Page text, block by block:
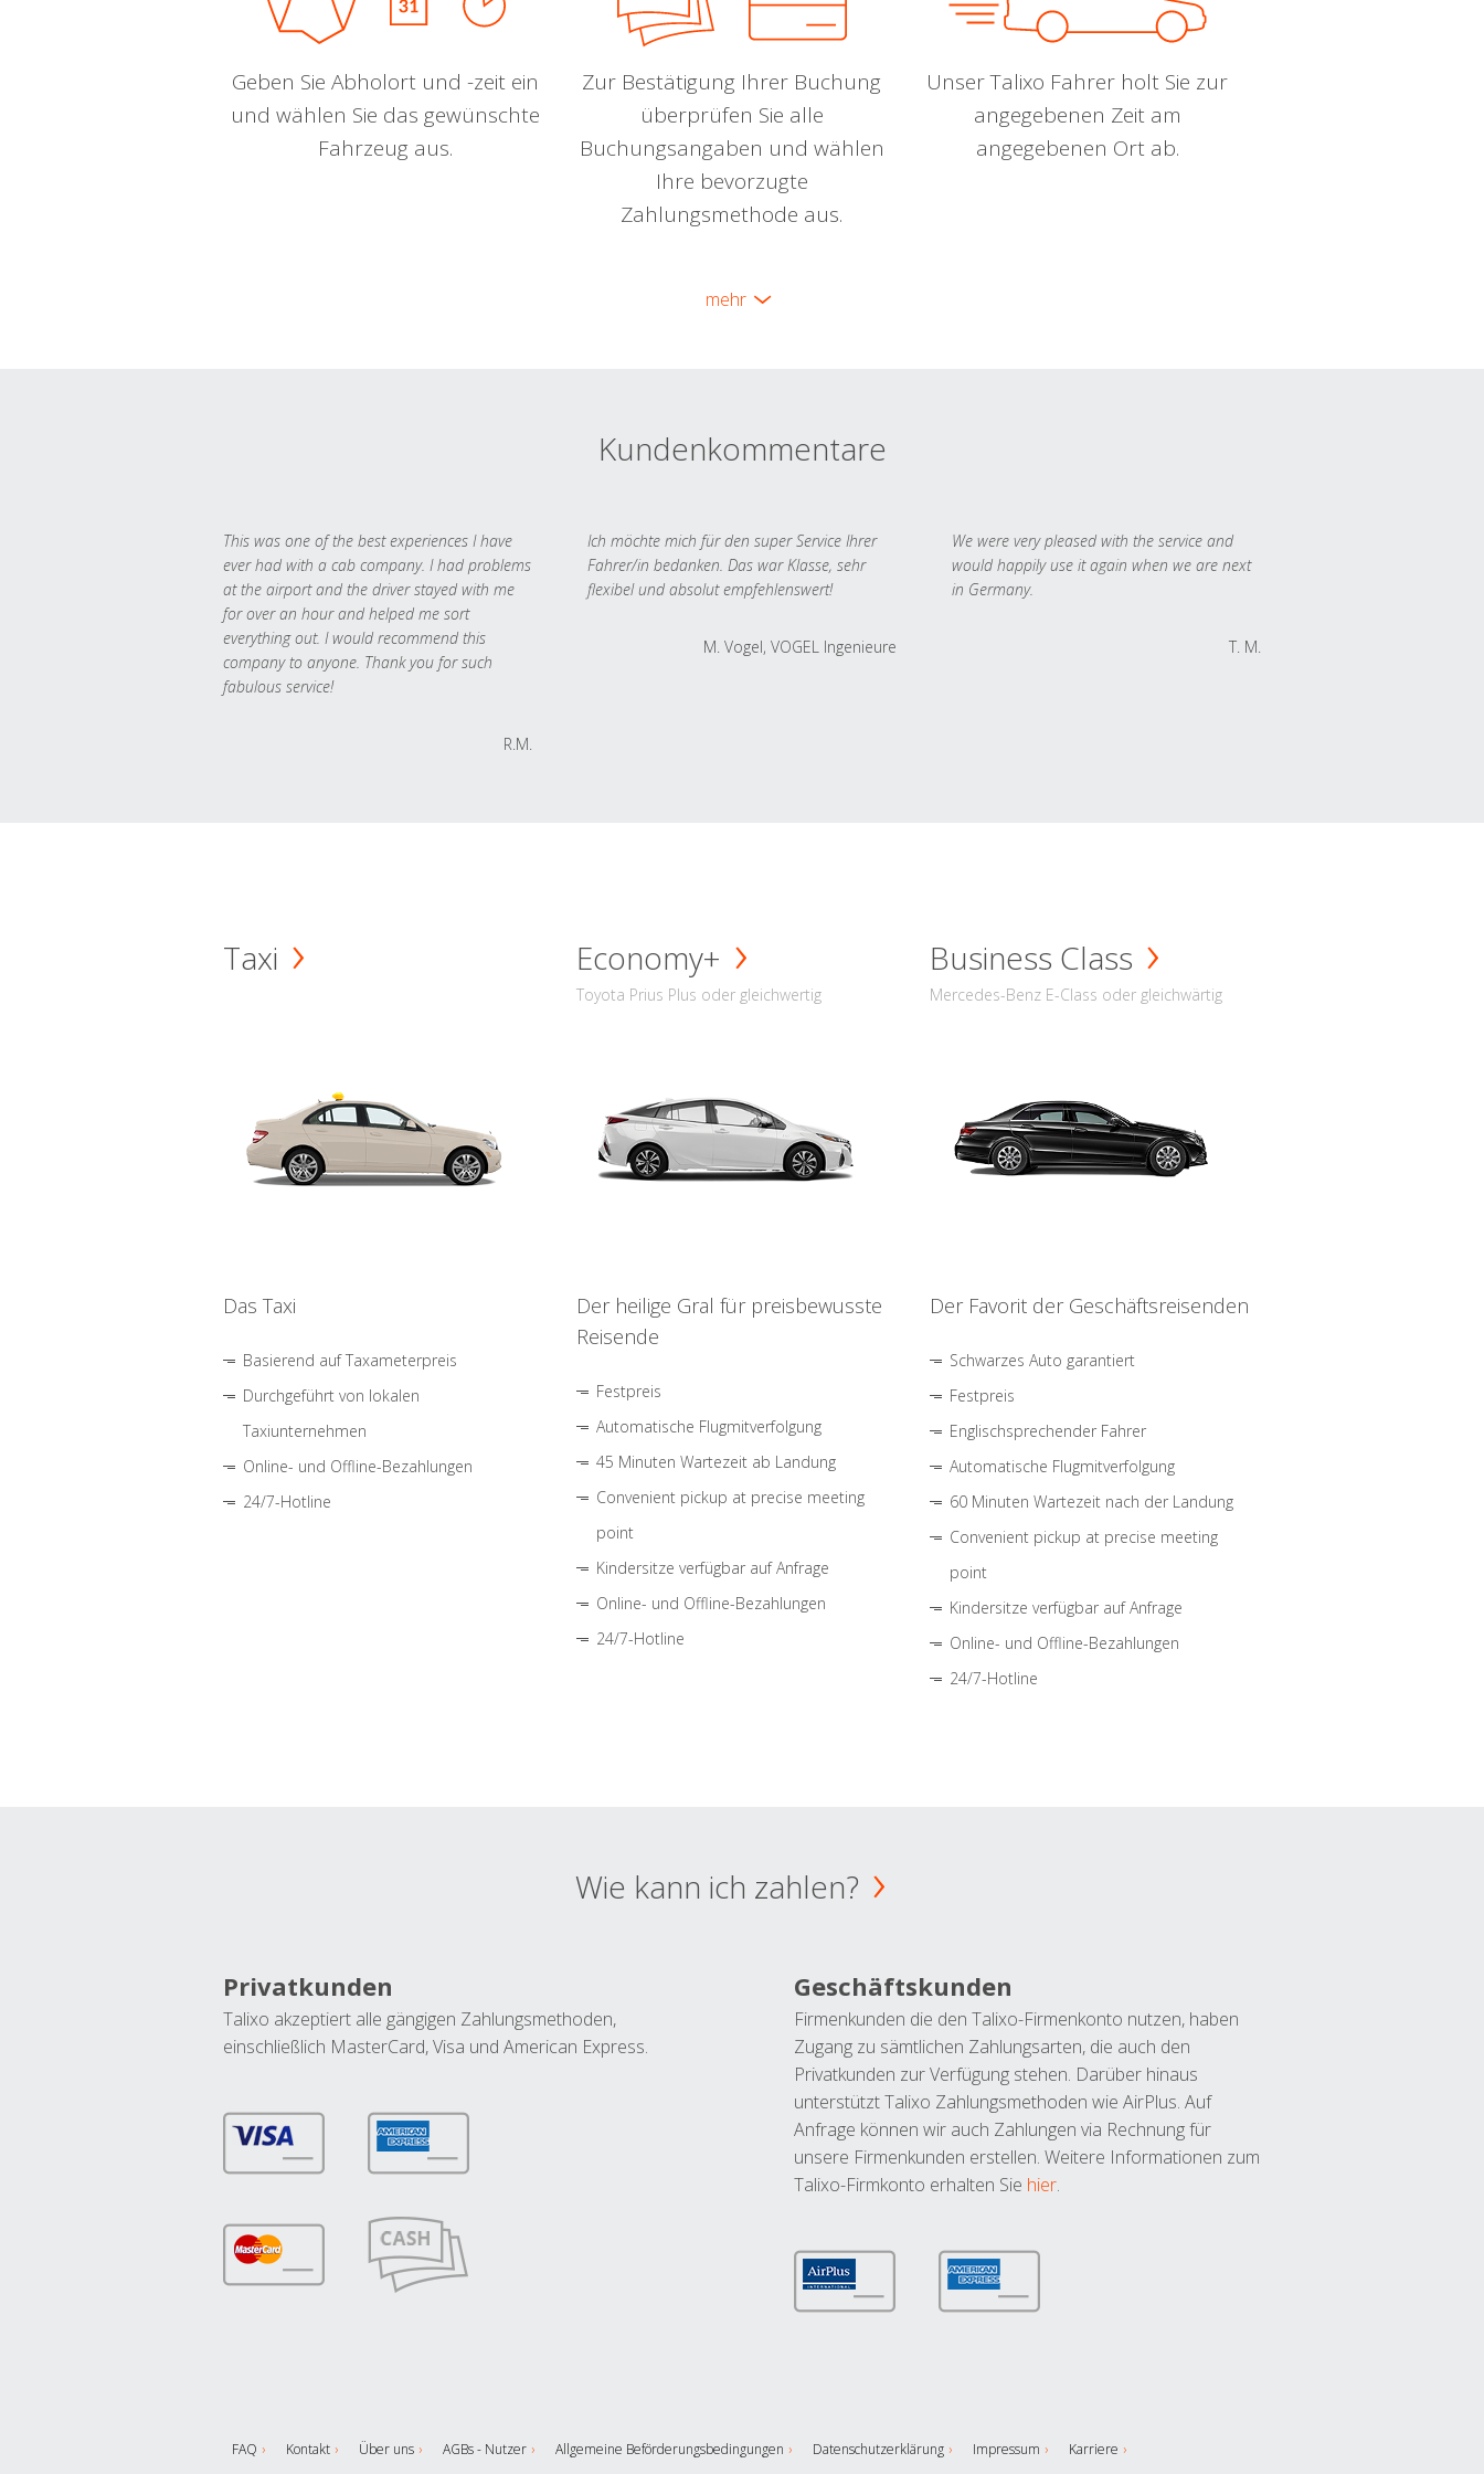
Geben Sie Abholort und -zeit ein
und wählen Sie das gewünschte
Fahrzeug aus.
Zur Bestätigung Ihrer Buchung
überprüfen Sie alle
Buchungsangaben und wählen
Ihre bevorzugte
Zahlungsmethode aus.
Unser Talixo Fahrer holt Sie zur
angegebenen Zeit am
angegebenen Ort ab.
mehr
Kundenkommentare
This was one of the best experiences I have
ever had with a cab company. I had problems
at the airport and the driver stayed with me
for over an hour and helped me sort
everything out. I would recommend this
company to anyone. Thank you for such
fabulous service!
R.M.
Ich möchte mich für den super Service Ihrer
Fahrer/in bedanken. Das war Klasse, sehr
flexibel und absolut empfehlenswert!
M. Vogel, VOGEL Ingenieure
We were very pleased with the service and
would happily use it again when we are next
in Germany.
T. M.
Taxi
Das Taxi
Basierend auf Taxameterpreis
Durchgeführt von lokalen
Taxiunternehmen
Online- und Offline-Bezahlungen
24/7-Hotline
Economy+
Toyota Prius Plus oder gleichwertig
Der heilige Gral für preisbewusste
Reisende
Festpreis
Automatische Flugmitverfolgung
45 Minuten Wartezeit ab Landung
Convenient pickup at precise meeting
point
Kindersitze verfügbar auf Anfrage
Online- und Offline-Bezahlungen
24/7-Hotline
Business Class
Mercedes-Benz E-Class oder gleichwärtig
Der Favorit der Geschäftsreisenden
Schwarzes Auto garantiert
Festpreis
Englischsprechender Fahrer
Automatische Flugmitverfolgung
60 Minuten Wartezeit nach der Landung
Convenient pickup at precise meeting
point
Kindersitze verfügbar auf Anfrage
Online- und Offline-Bezahlungen
24/7-Hotline
Wie kann ich zahlen?
Privatkunden
Talixo akzeptiert alle gängigen Zahlungsmethoden,
einschließlich MasterCard, Visa und American Express.
Geschäftskunden
Firmenkunden die den Talixo-Firmenkonto nutzen, haben
Zugang zu sämtlichen Zahlungsarten, die auch den
Privatkunden zur Verfügung stehen. Darüber hinaus
unterstützt Talixo Zahlungsmethoden wie AirPlus. Auf
Anfrage können wir auch Zahlungen via Rechnung für
unsere Firmenkunden erstellen. Weitere Informationen zum
Talixo-Firmkonto erhalten Sie hier.
FAQ Kontakt Über uns AGBs - Nutzer Allgemeine Beförderungsbedingungen Datenschutzerklärung Impressum Karriere